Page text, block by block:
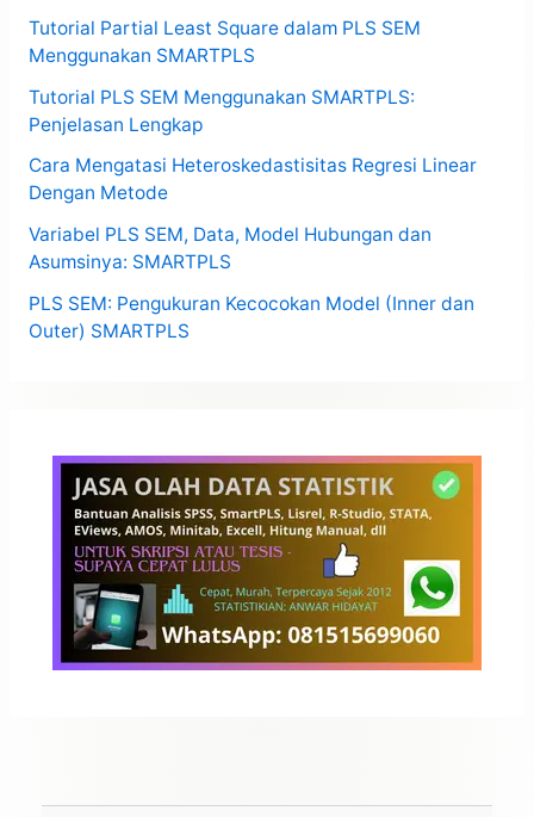
Tutorial Partial Least Square dalam PLS SEM
Menggunakan SMARTPLS
Tutorial PLS SEM Menggunakan SMARTPLS:
Penjelasan Lengkap
Cara Mengatasi Heteroskedastisitas Regresi Linear
Dengan Metode
Variabel PLS SEM, Data, Model Hubungan dan
Asumsinya: SMARTPLS
PLS SEM: Pengukuran Kecocokan Model (Inner dan
Outer) SMARTPLS